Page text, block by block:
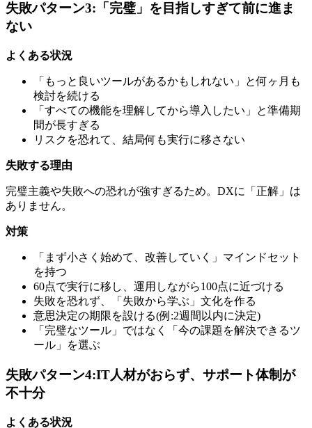
失敗パターン3:「完璧」を目指しすぎて前に進ま
ない
よくある状況
「もっと良いツールがあるかもしれない」と何ヶ月も
検討を続ける
「すべての機能を理解してから導入したい」と準備期
間が長すぎる
リスクを恐れて、結局何も実行に移さない
失敗する理由
完璧主義や失敗への恐れが強すぎるため。DXに「正解」は
ありません。
対策
「まず小さく始めて、改善していく」マインドセット
を持つ
60点で実行に移し、運用しながら100点に近づける
失敗を恐れず、「失敗から学ぶ」文化を作る
意思決定の期限を設ける(例:2週間以内に決定)
「完璧なツール」ではなく「今の課題を解決できるツ
ール」を選ぶ
失敗パターン4:IT人材がおらず、サポート体制が
不十分
よくある状況